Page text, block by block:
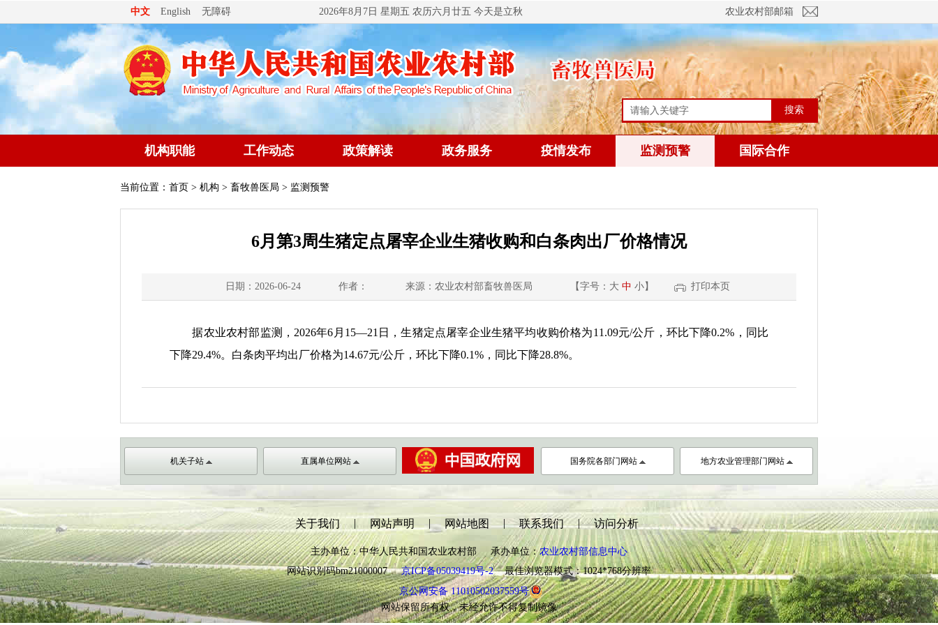
中文 English 无障碍 2026年8月7日 星期五 农历六月廿五 今天是立秋 农业农村部邮箱
搜索
机构职能 工作动态 政策解读 政务服务 疫情发布 监测预警 国际合作
当前位置： 首页 > 机构 > 畜牧兽医局 > 监测预警
6月第3周生猪定点屠宰企业生猪收购和白条肉出厂价格情况
日期：2026-06-24 作者： 来源：农业农村部畜牧兽医局 【字号： 大 中 小】 打印本页
据农业农村部监测， 2026年6 月 15—21 日 ，生猪定点屠宰企业生猪平均收购价格为11.09元/公斤，环比下降0.2% ，同比
下降29.4%。白条肉平均出厂价格为14.67元/公斤，环比下降0.1% ，同比下降28.8%。
机关子站 直属单位网站 国务院各部门网站 地方农业管理部门网站
关于我们 | 网站声明 | 网站地图 | 联系我们 | 访问分析
主办单位：中华人民共和国农业农村部 承办单位：农业农村部信息中心
网站识别码bm21000007京ICP备05039419号-2最佳浏览器模式：1024*768分辨率
京公网安备 11010502037559号
网站保留所有权，未经允许不得复制镜像